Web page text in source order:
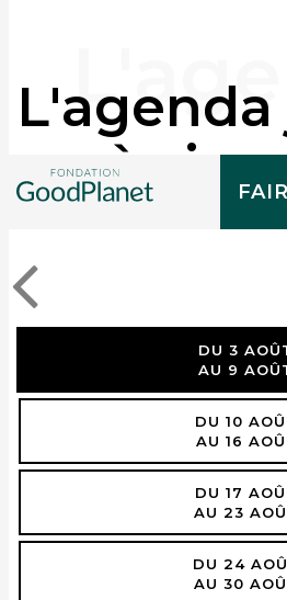
après
DU 3
AU 9
DU 10
AU 16
DU 17
AU 23
DU 24
AU 30